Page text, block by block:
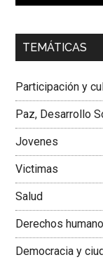
00:00
Dra. Carolina
Colombiana
TEMÁTICAS
Participación y
Paz, Desarrollo
Jovenes
Victimas
Salud
Derechos
Democracia y